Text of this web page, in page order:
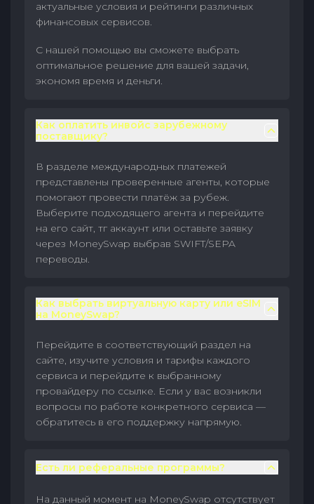
актуальные условия и рейтинги различных
финансовых сервисов.
С нашей помощью вы сможете выбрать
оптимальное решение для вашей задачи,
экономя время и деньги.
Как оплатить инвойс зарубежному
поставщику?
В разделе международных платежей
представлены проверенные агенты, которые
помогают провести платёж за рубеж.
Выберите подходящего агента и перейдите
на его сайт, тг аккаунт или оставьте заявку
через MoneySwap выбрав SWIFT/SEPA
переводы.
Как выбрать виртуальную карту или eSIM
на MoneySwap?
Перейдите в соответствующий раздел на
сайте, изучите условия и тарифы каждого
сервиса и перейдите к выбранному
провайдеру по ссылке. Если у вас возникли
вопросы по работе конкретного сервиса —
обратитесь в его поддержку напрямую.
Есть ли реферальные программы?
На данный момент на MoneySwap отсутствует